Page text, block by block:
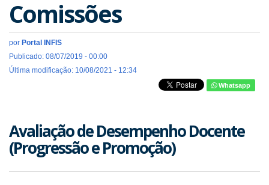
Comissões
por Portal INFIS
Publicado: 08/07/2019 - 00:00
Última modificação: 10/08/2021 - 12:34
Whatsapp
Avaliação de Desempenho Docente
(Progressão e Promoção)